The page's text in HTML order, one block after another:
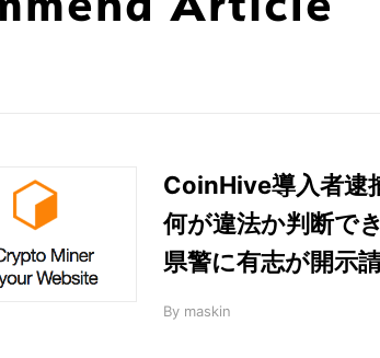
CoinHive導入者逮
何が違法か判断で
県警に有志が開示
By maskin